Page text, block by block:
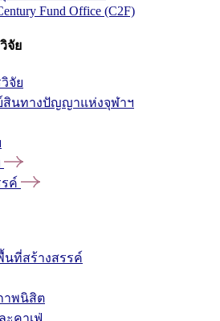
Fund Office (C2F)
จัย
จัย
สินทางปัญญาแห่งจุฬาฯ
ค์
ที่สร้างสรรค์
าพนิสิต
ะคาเฟ่